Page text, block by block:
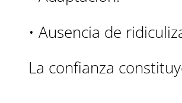
• Ausencia de
La confianza